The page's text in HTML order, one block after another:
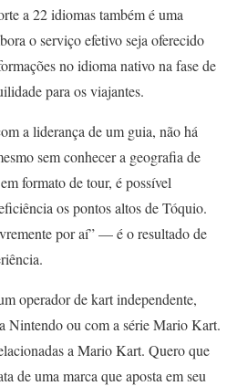
a 22 idiomas também é uma
o serviço efetivo seja oferecido
no idioma nativo na fase de
para os viajantes.
a liderança de um guia, não há
sem conhecer a geografia de
formato de tour, é possível
os pontos altos de Tóquio.
por aí” — é o resultado de
operador de kart independente,
Nintendo ou com a série Mario Kart.
a Mario Kart. Quero que
de uma marca que aposta em seu